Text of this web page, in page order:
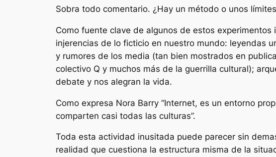
Sobra todo comentario. ¿Hay un método o unos
Como fuente clave de algunos de estos
injerencias de lo ficticio en nuestro mundo: leyendas
y rumores de los media (tan bien mostrados en
colectivo Q y muchos más de la guerrilla cultural);
debate y nos alegran la vida.
Como expresa Nora Barry “Internet, es un entorno
comparten casi todas las culturas”.
Toda esta actividad inusitada puede parecer sin
realidad que cuestiona la estructura misma de la